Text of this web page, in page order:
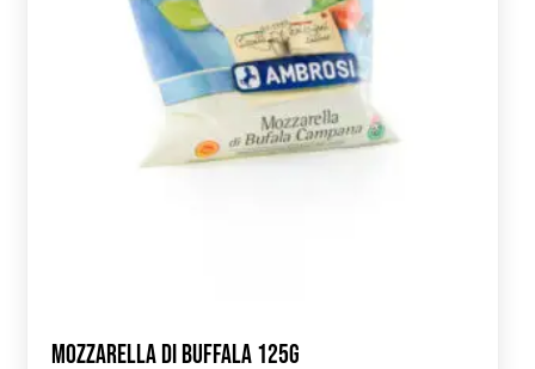
Mozzarella Di Buffala 125g